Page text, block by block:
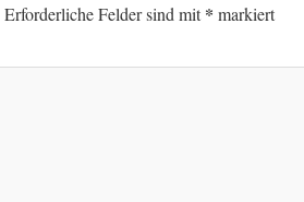
Erforderliche Felder sind mit* markiert